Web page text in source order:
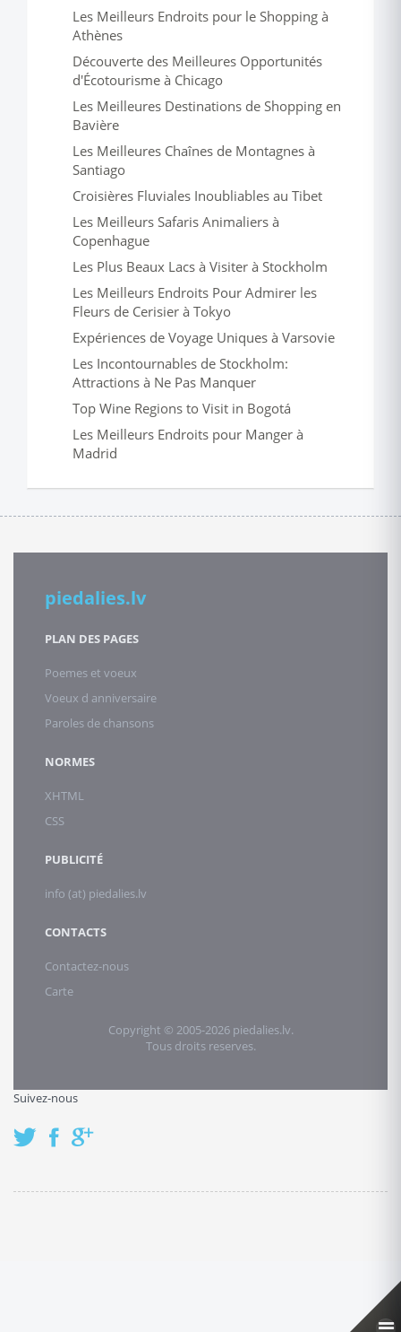
Les Meilleurs Endroits pour le Shopping à
Athènes
Découverte des Meilleures Opportunités
d'Écotourisme à Chicago
Les Meilleures Destinations de Shopping en
Bavière
Les Meilleures Chaînes de Montagnes à
Santiago
Croisières Fluviales Inoubliables au Tibet
Les Meilleurs Safaris Animaliers à
Copenhague
Les Plus Beaux Lacs à Visiter à Stockholm
Les Meilleurs Endroits Pour Admirer les
Fleurs de Cerisier à Tokyo
Expériences de Voyage Uniques à Varsovie
Les Incontournables de Stockholm:
Attractions à Ne Pas Manquer
Top Wine Regions to Visit in Bogotá
Les Meilleurs Endroits pour Manger à
Madrid
piedalies.lv
PLAN DES PAGES
Poemes et voeux
Voeux d anniversaire
Paroles de chansons
NORMES
XHTML
CSS
PUBLICITÉ
info (at) piedalies.lv
CONTACTS
Contactez-nous
Carte
Copyright © 2005-2026 piedalies.lv.
Tous droits reserves.
Suivez-nous